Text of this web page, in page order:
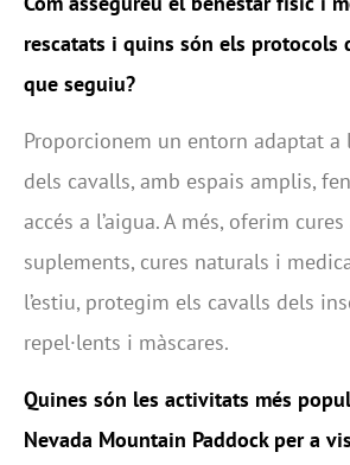
rescatats i quins són els protocols
que seguiu?
Proporcionem un entorn adaptat a
dels cavalls, amb espais amplis,
accés a l’aigua. A més, oferim
suplements, cures naturals i
l’estiu, protegim els cavalls dels
repel·lents i màscares.
Quines són les activitats més
Nevada Mountain Paddock per a